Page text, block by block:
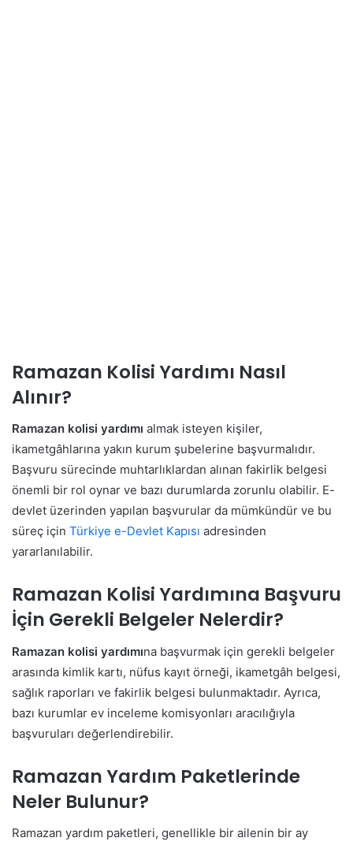
Ramazan Kolisi Yardımı Nasıl
Alınır?
Ramazan kolisi yardımı almak isteyen kişiler,
ikametgâhlarına yakın kurum şubelerine başvurmalıdır.
Başvuru sürecinde muhtarlıklardan alınan fakirlik belgesi
önemli bir rol oynar ve bazı durumlarda zorunlu olabilir. E-
devlet üzerinden yapılan başvurular da mümkündür ve bu
süreç için Türkiye e-Devlet Kapısı adresinden
yararlanılabilir.
Ramazan Kolisi Yardımına Başvuru
İçin Gerekli Belgeler Nelerdir?
Ramazan kolisi yardımına başvurmak için gerekli belgeler
arasında kimlik kartı, nüfus kayıt örneği, ikametgâh belgesi,
sağlık raporları ve fakirlik belgesi bulunmaktadır. Ayrıca,
bazı kurumlar ev inceleme komisyonları aracılığıyla
başvuruları değerlendirebilir.
Ramazan Yardım Paketlerinde
Neler Bulunur?
Ramazan yardım paketleri, genellikle bir ailenin bir ay